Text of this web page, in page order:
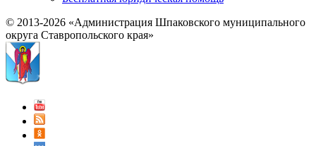
© 2013-2026 «Администрация Шпаковского муниципального
округа Ставропольского края»